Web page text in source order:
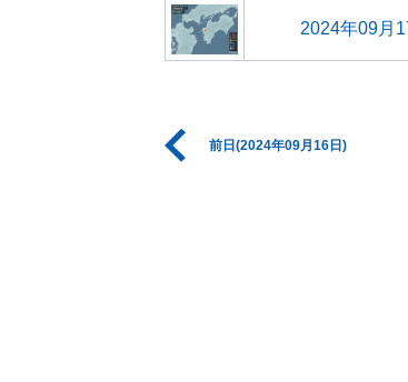
2024年09月
前日(2024年09月16日)